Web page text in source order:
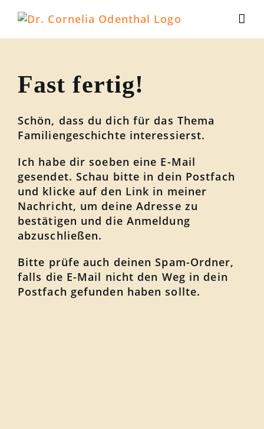
Inhalt
springen
Fast fertig!
Schön, dass du dich für das Thema
Familiengeschichte interessierst.
Ich habe dir soeben eine E-Mail
gesendet. Schau bitte in dein Postfach
und klicke auf den Link in meiner
Nachricht, um deine Adresse zu
bestätigen und die Anmeldung
abzuschließen.
Bitte prüfe auch deinen Spam-Ordner,
falls die E-Mail nicht den Weg in dein
Postfach gefunden haben sollte.